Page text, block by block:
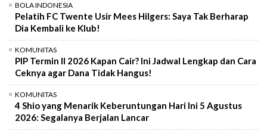
BOLA INDONESIA
Pelatih FC Twente Usir Mees Hilgers: Saya Tak Berharap
Dia Kembali ke Klub!
KOMUNITAS
PIP Termin II 2026 Kapan Cair? Ini Jadwal Lengkap dan Cara
Ceknya agar Dana Tidak Hangus!
KOMUNITAS
4 Shio yang Menarik Keberuntungan Hari Ini 5 Agustus
2026: Segalanya Berjalan Lancar